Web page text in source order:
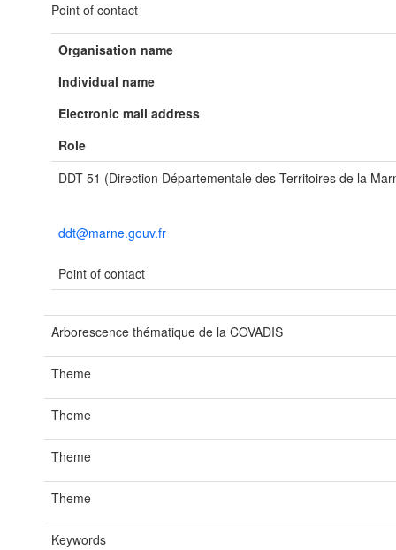
Point of contact
Organisation name
Individual name
Electronic mail address
Role
DDT 51 (Direction Départementale des Territoires de la
ddt@marne.gouv.fr
Point of contact
Arborescence thématique de la COVADIS
Theme
Theme
Theme
Theme
Keywords